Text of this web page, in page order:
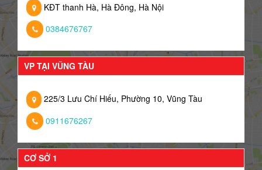
KĐT thanh Hà, Hà Đông, Hà Nội
0384676767
VP TẠI VŨNG TÀU
225/3 Lưu Chí Hiếu, Phường 10, Vũng Tàu
0911676267
CƠ SỞ 1